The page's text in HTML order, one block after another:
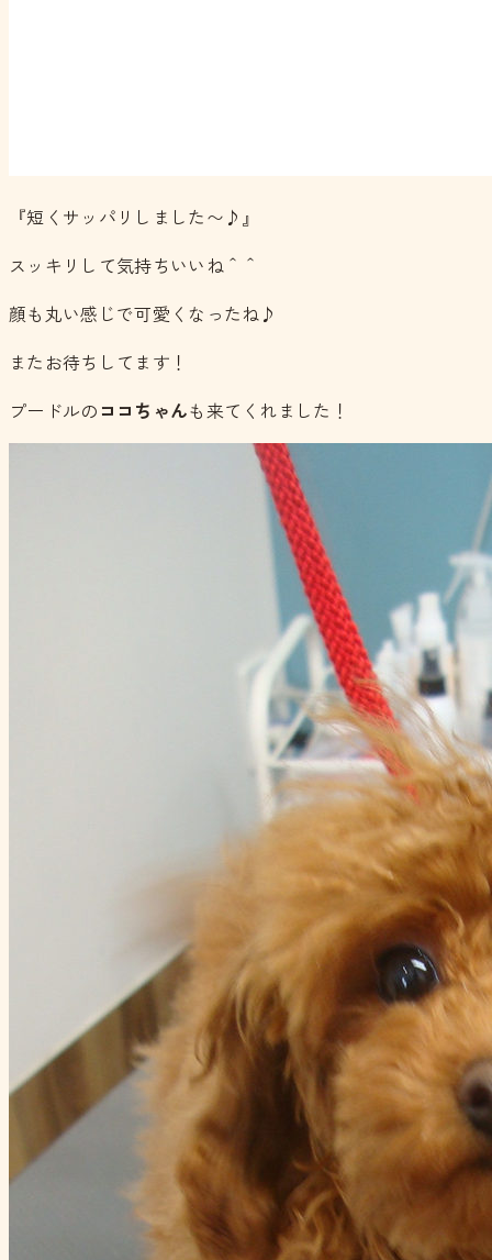
『短くサッパリしました〜♪』
スッキリして気持ちいいね＾＾
顔も丸い感じで可愛くなったね♪
またお待ちしてます！
プードルの ココちゃんも来てくれました！